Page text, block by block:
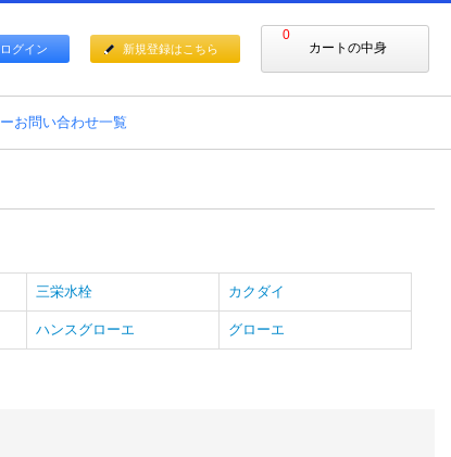
0
カートの中身
ログイン 新規登録はこちら
お問い合わせ一覧
三栄水栓 カクダイ
ハンスグローエ グローエ